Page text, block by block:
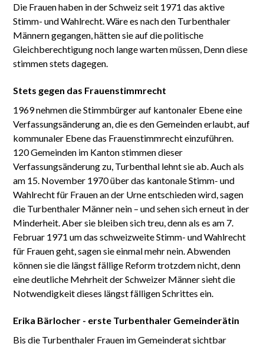
Die Frauen haben in der Schweiz seit 1971 das aktive
Stimm- und Wahlrecht. Wäre es nach den Turbenthaler
Männern gegangen, hätten sie auf die politische
Gleichberechtigung noch lange warten müssen, Denn diese
stimmen stets dagegen.
Stets gegen das Frauenstimmrecht
1969 nehmen die Stimmbürger auf kantonaler Ebene eine
Verfassungsänderung an, die es den Gemeinden erlaubt, auf
kommunaler Ebene das Frauenstimmrecht einzuführen.
120 Gemeinden im Kanton stimmen dieser
Verfassungsänderung zu, Turbenthal lehnt sie ab. Auch als
am 15. November 1970 über das kantonale Stimm- und
Wahlrecht für Frauen an der Urne entschieden wird, sagen
die Turbenthaler Männer nein – und sehen sich erneut in der
Minderheit. Aber sie bleiben sich treu, denn als es am 7.
Februar 1971 um das schweizweite Stimm- und Wahlrecht
für Frauen geht, sagen sie einmal mehr nein. Abwenden
können sie die längst fällige Reform trotzdem nicht, denn
eine deutliche Mehrheit der Schweizer Männer sieht die
Notwendigkeit dieses längst fälligen Schrittes ein.
Erika Bärlocher - erste Turbenthaler Gemeinderätin
Bis die Turbenthaler Frauen im Gemeinderat sichtbar